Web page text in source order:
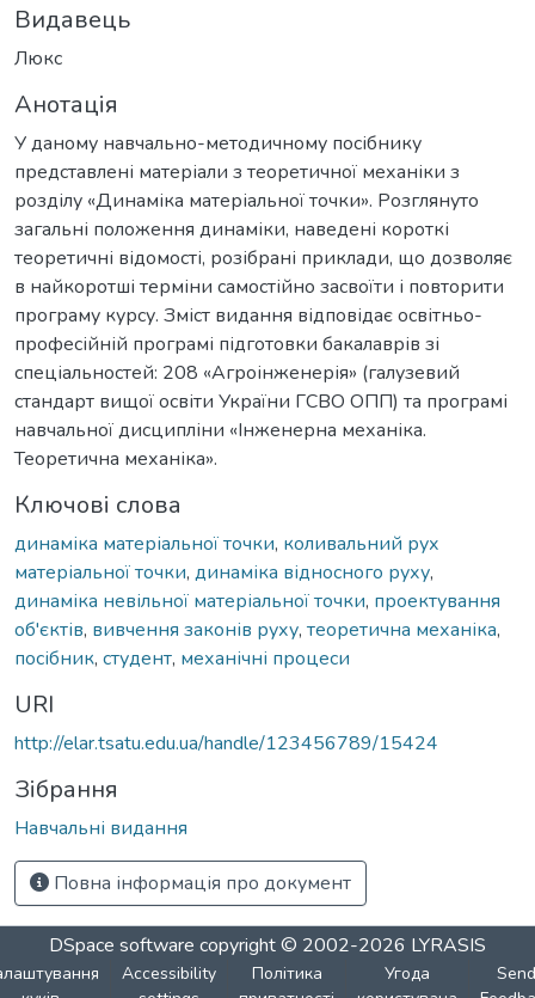
Видавець
Люкс
Анотація
У даному навчально-методичному посібнику
представлені матеріали з теоретичної механіки з
розділу «Динаміка матеріальної точки». Розглянуто
загальні положення динаміки, наведені короткі
теоретичні відомості, розібрані приклади, що дозволяє
в найкоротші терміни самостійно засвоїти і повторити
програму курсу. Зміст видання відповідає освітньо-
професійній програмі підготовки бакалаврів зі
спеціальностей: 208 «Агроінженерія» (галузевий
стандарт вищої освіти України ГСВО ОПП) та програмі
навчальної дисципліни «Інженерна механіка.
Теоретична механіка».
Ключові слова
динаміка матеріальної точки, коливальний рух
матеріальної точки, динаміка відносного руху,
динаміка невільної матеріальної точки, проектування
об'єктів, вивчення законів руху, теоретична механіка,
посібник, студент, механічні процеси
URI
http://elar.tsatu.edu.ua/handle/123456789/15424
Зібрання
Навчальні видання
Повна інформація про документ
DSpace software copyright © 2002-2026 LYRASIS
Accessibility
Політика
Угода
Send